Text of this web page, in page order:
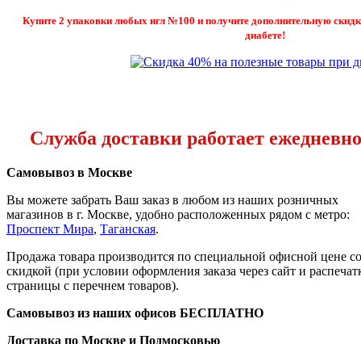
Купите 2 упаковки любых игл №100 и получите дополнительную
диабете!
Служба доставки работает
Самовывоз в Москве
Вы можете забрать Ваш заказ в любом из наших розничных
магазинов в г. Москве, удобно расположенных рядом с метро:
Проспект Мира, Таганская.
Продажа товара производится по специальной офисной цене со
скидкой (при условии оформления заказа через сайт и
страницы с перечнем товаров).
Самовывоз из наших офисов БЕСПЛАТНО
Доставка по Москве и Подмосковью